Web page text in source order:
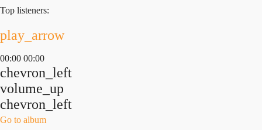
Top listeners:
play_arrow
00:00 00:00
chevron_left
volume_up
chevron_left
Go to album